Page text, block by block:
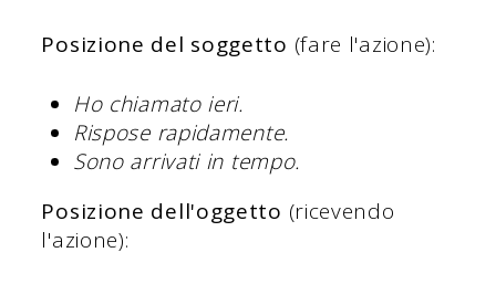
Posizione del soggetto (fare l'azione):
Ho chiamato ieri.
Rispose rapidamente.
Sono arrivati in tempo.
Posizione dell'oggetto (ricevendo
l'azione):